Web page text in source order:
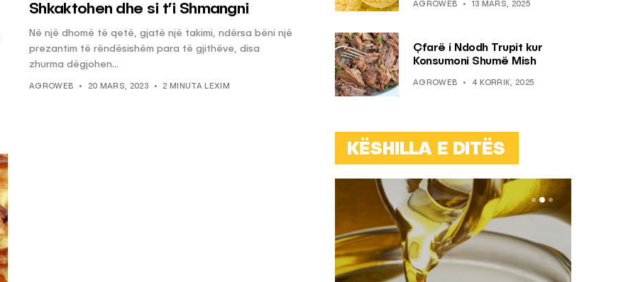
Shkaktohen dhe si t’i Shmangni
Në një dhomë të qetë, gjatë një takimi, ndërsa bëni një
prezantim të rëndësishëm para të gjithëve, disa
zhurma dëgjohen...
AGROWEB 20 MARS, 2023 2 MINUTA LEXIM
AGROWEB 13 MARS, 2025
Çfarë i Ndodh Trupit kur
Konsumoni Shumë Mish
AGROWEB 4 KORRIK, 2025
KËSHILLA E DITËS